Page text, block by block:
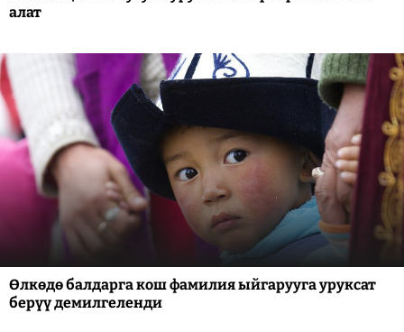
алат
Өлкөдө балдарга кош фамилия ыйгарууга уруксат
берүү демилгеленди